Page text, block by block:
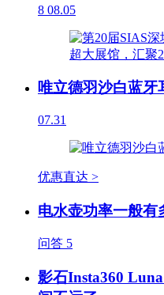
8 08.05
唯立德羽沙白蓝牙
07.31
优惠直达 >
电水壶功率一般有
问答 5
影石Insta360